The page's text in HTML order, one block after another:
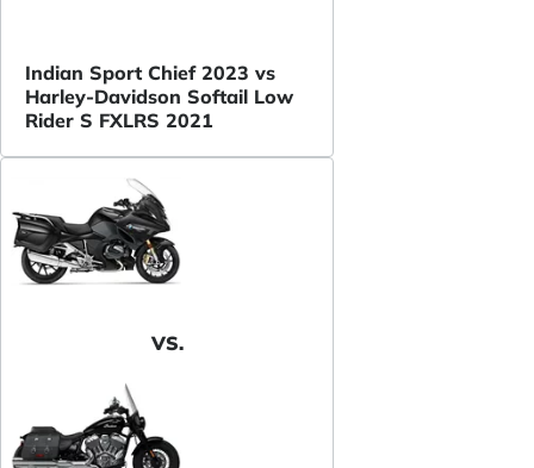
Indian Sport Chief 2023 vs
Harley-Davidson Softail Low
Rider S FXLRS 2021
VS.